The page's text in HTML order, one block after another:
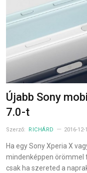
Újabb Sony
7.0-t
Szerző: RICHÁRD 2016-12-
Ha egy Sony Xperia X
mindenképpen örömmel
csak ha szereted a